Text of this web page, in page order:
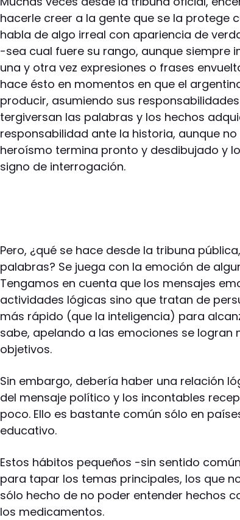
hacerle creer a la gente que se la protege
habla de algo irreal con apariencia de
-sea cual fuere su rango, aunque siempre
una y otra vez expresiones o frases
hace ésto en momentos en que el
producir, asumiendo sus responsabilidades
tergiversan las palabras y los hechos
responsabilidad ante la historia, aunque no
heroísmo termina pronto y desdibujado y
signo de interrogación.
Pero, ¿qué se hace desde la tribuna
palabras? Se juega con la emoción de
Tengamos en cuenta que los mensajes
actividades lógicas sino que tratan de
más rápido (que la inteligencia) para
sabe, apelando a las emociones se
objetivos.
Sin embargo, debería haber una relación
del mensaje político y los incontables
poco. Ello es bastante común sólo en
educativo.
Estos hábitos pequeños -sin sentido
para tapar los temas principales, los que
sólo hecho de no poder entender hechos
los medicamentos.